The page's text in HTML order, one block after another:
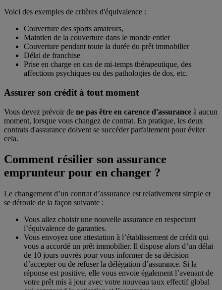
Voici des exemples de critères d'équivalence :
Couverture des sports amateurs,
Maintien de la couverture dans le monde entier
Couverture pendant toute la durée du prêt immobilier
Délai de franchise
Prise en charge en cas de mi-temps thérapeutique, des
affections psychiques ou des pathologies de dos, etc.
Assurer son crédit à tout moment
Vous devez prévoir de ne pas être en carence d'assurance à aucun
moment, lorsque vous changez de contrat. En pratique, les deux
contrats d'assurance doivent se succéder parfaitement pour éviter
cela.
Comment résilier son assurance
emprunteur pour en changer ?
Le changement d’un contrat d’assurance est relativement simple et
se déroule de la façon suivante :
Vous allez choisir une nouvelle assurance en respectant
l’équivalence de garanties.
Vous envoyez une attestation à l’établissement de crédit qui
vous a accordé un prêt immobilier. Il dispose alors d’un délai
de 10 jours ouvrés pour vous informer de sa décision
d’accepter ou de refuser la délégation d’assurance. Si la
réponse est positive, elle vous envoie également l’avenant de
votre prêt mis à jour avec votre nouveau taux effectif global